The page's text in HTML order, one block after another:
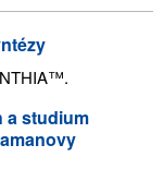
a studium